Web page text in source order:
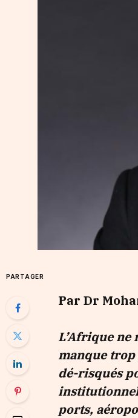
PARTAGER
Par Dr
L’Afrique ne
manque
dé-risqués
ports,